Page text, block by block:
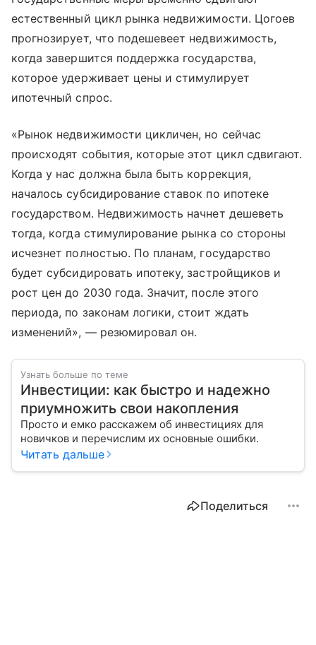
естественный цикл рынка недвижимости. Цогоев
прогнозирует, что подешевеет недвижимость,
когда завершится поддержка государства,
которое удерживает цены и стимулирует
ипотечный спрос.
«Рынок недвижимости цикличен, но сейчас
происходят события, которые этот цикл сдвигают.
Когда у нас должна была быть коррекция,
началось субсидирование ставок по ипотеке
государством. Недвижимость начнет дешеветь
тогда, когда стимулирование рынка со стороны
исчезнет полностью. По планам, государство
будет субсидировать ипотеку, застройщиков и
рост цен до 2030 года. Значит, после этого
периода, по законам логики, стоит ждать
изменений», — резюмировал он.
Узнать больше по теме
Инвестиции: как быстро и надежно
приумножить свои накопления
Просто и емко расскажем об инвестициях для
новичков и перечислим их основные ошибки.
Читать дальше
Поделиться